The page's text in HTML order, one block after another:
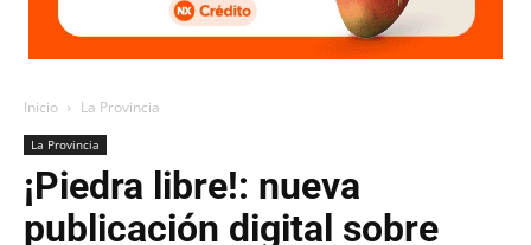
Inicio La Provincia
La Provincia
¡Piedra libre!: nueva
publicación digital sobre